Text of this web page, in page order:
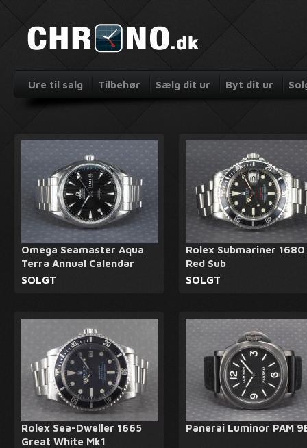
Ure til salg Tilbehør Sælg dit ur Byt dit ur
Omega Seamaster Aqua
Terra Annual Calendar
SOLGT
Rolex Submariner 1680
Red Sub
SOLGT
Rolex Sea-Dweller 1665
Great White Mk1
Panerai Luminor PAM